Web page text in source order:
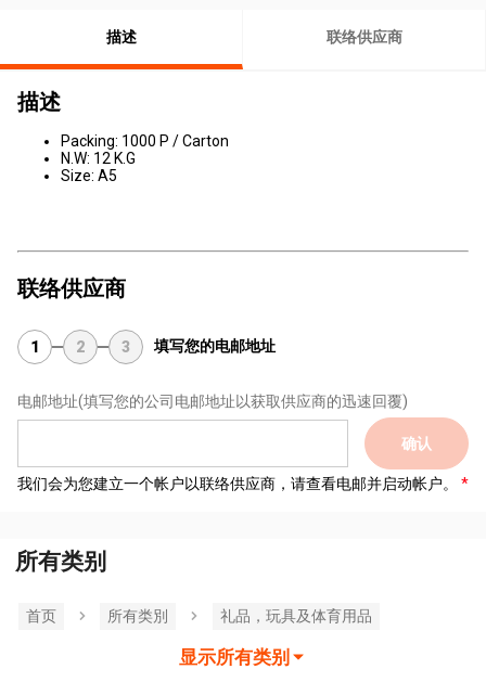
描述 联络供应商
描述
Packing: 1000 P / Carton
N.W: 12 K.G
Size: A5
联络供应商
1 2 3 填写您的电邮地址
电邮地址(填写您的公司电邮地址以获取供应商的迅速回覆)
确认
我们会为您建立一个帐户以联络供应商，请查看电邮并启动帐户。
所有类别
首页 所有类別 礼品，玩具及体育用品
显示所有类别